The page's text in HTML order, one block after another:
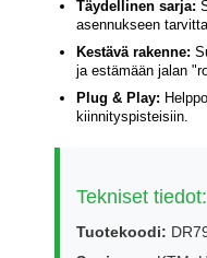
Täydellinen sarja:
asennukseen
Kestävä rakenne:
ja estämään jalan
Plug & Play:
kiinnityspisteisiin.
Tekniset tiedot:
Tuotekoodi: